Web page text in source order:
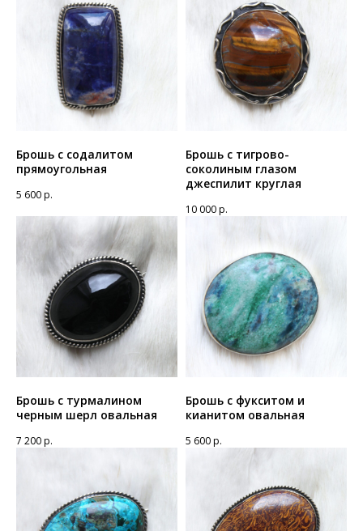
Брошь с содалитом
прямоугольная
5 600р.
Брошь с тигрово-
соколиным глазом
джеспилит круглая
10 000р.
Брошь с турмалином
черным шерл овальная
7 200р.
Брошь с фукситом и
кианитом овальная
5 600р.